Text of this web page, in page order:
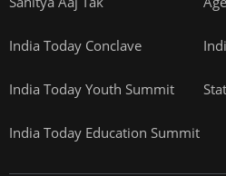
India Today Conclave
India Today Youth Summit
India Today Education Summit